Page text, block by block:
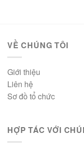
VỀ CHÚNG TÔI
Giới thiệu
Liên hệ
Sơ đồ tổ chức
HỢP TÁC VỚI